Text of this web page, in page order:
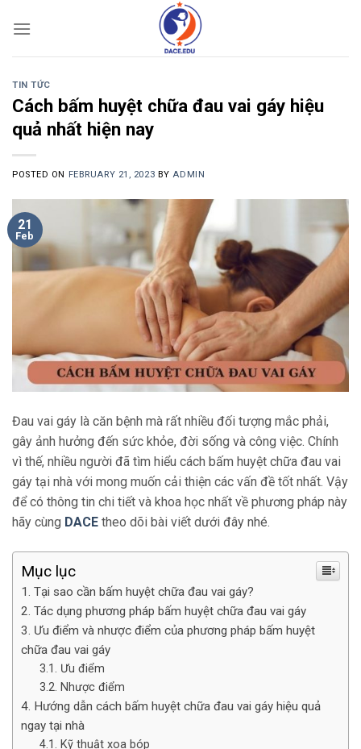
TIN TỨC
Cách bấm huyệt chữa đau vai gáy hiệu
quả nhất hiện nay
POSTED ON FEBRUARY 21, 2023 BY ADMIN
21
Feb
Đau vai gáy là căn bệnh mà rất nhiều đối tượng mắc phải,
gây ảnh hưởng đến sức khỏe, đời sống và công việc. Chính
vì thế, nhiều người đã tìm hiểu cách bấm huyệt chữa đau vai
gáy tại nhà với mong muốn cải thiện các vấn đề tốt nhất. Vậy
để có thông tin chi tiết và khoa học nhất về phương pháp này
hãy cùng DACE theo dõi bài viết dưới đây nhé.
Mục lục
Tại sao cần bấm huyệt chữa đau vai gáy?
Tác dụng phương pháp bấm huyệt chữa đau vai gáy
Ưu điểm và nhược điểm của phương pháp bấm huyệt
chữa đau vai gáy
Ưu điểm
Nhược điểm
Hướng dẫn cách bấm huyệt chữa đau vai gáy hiệu quả
ngay tại nhà
Kỹ thuật xoa bóp